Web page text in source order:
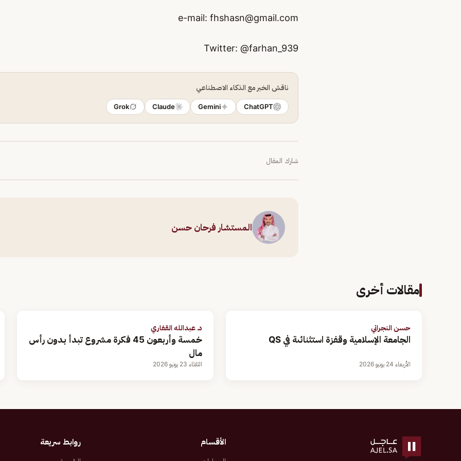
fhshasn@gmail.com
ناقش الخبر مع الذكاء الاصطناعي
ChatGPT
Gemini
Claude
Grok
شارك المقال
المستشار فرحان حسن
مقالات أخرى
حسن النجراني
الجامعة الإسلامية وقفزة استثنائىة في QS
الأربعاء 24 يونيو 2026
د. عبدالله القفاري
خمسة وأربعون 45 فكرة مشروع تبدأ بدون رأس
مال
الثلاثاء 23 يونيو 2026
الأقسام روابط سريعة